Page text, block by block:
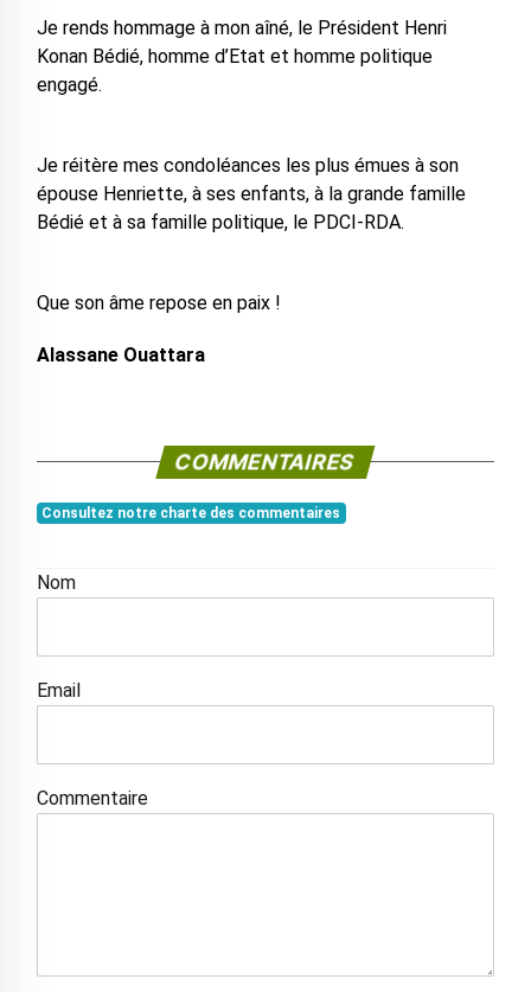
Je rends hommage à mon aîné, le Président Henri
Konan Bédié, homme d’Etat et homme politique
engagé.
Je réitère mes condoléances les plus émues à son
épouse Henriette, à ses enfants, à la grande famille
Bédié et à sa famille politique, le PDCI-RDA.
Que son âme repose en paix !
Alassane Ouattara
COMMENTAIRES
Consultez notre charte des commentaires
Nom
Email
Commentaire